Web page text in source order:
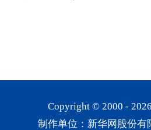
Copyright © 2000 - 2026
制作单位：新华网股份